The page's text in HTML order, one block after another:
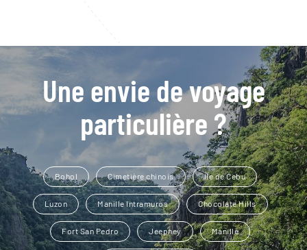
Une envie de voyage
particulière ?
Bohol Cimetière chinois Île de Cebu
Luzon Manille Intramuros Chocolate Hills
Fort San Pedro Jeepney Manille